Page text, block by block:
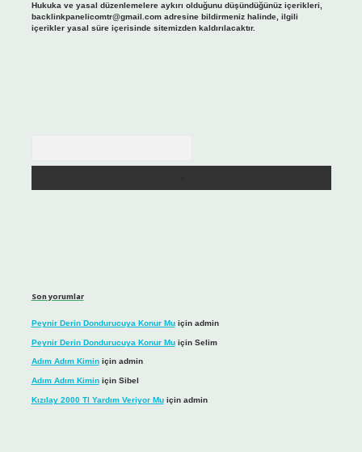
Hukuka ve yasal düzenlemelere aykırı olduğunu düşündüğünüz içerikleri,
backlinkpanelicomtr@gmail.comadresine bildirmeniz halinde, ilgili
içerikler yasal süre içerisinde sitemizden kaldırılacaktır.
Son yorumlar
Peynir Derin Dondurucuya Konur Muiçin admin
Peynir Derin Dondurucuya Konur Muiçin Selim
Adım Adım Kiminiçin admin
Adım Adım Kiminiçin Sibel
Kızılay 2000 Tl Yardım Veriyor Muiçin admin